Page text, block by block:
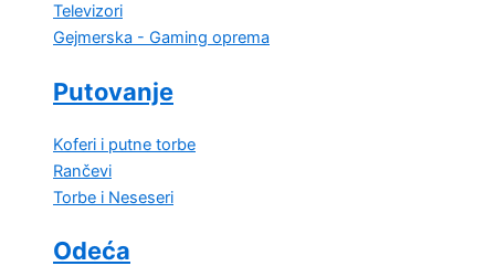
Televizori
Gejmerska - Gaming oprema
Putovanje
Koferi i putne torbe
Rančevi
Torbe i Neseseri
Odeća